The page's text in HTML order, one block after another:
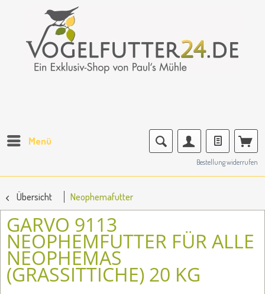
Menü
Bestellung widerrufen
Übersicht Neophemafutter
GARVO 9113
NEOPHEMFUTTER FÜR ALLE
NEOPHEMAS
(GRASSITTICHE) 20 KG